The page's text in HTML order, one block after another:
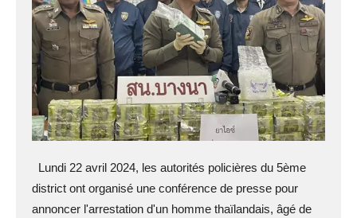
Lundi 22 avril 2024, les autorités policières du 5ème
district ont organisé une conférence de presse pour
annoncer l'arrestation d'un homme thaïlandais, âgé de